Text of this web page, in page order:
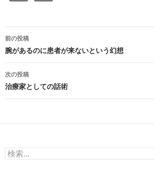
投
稿
ナ
ビ
ゲ
ー
ョ
前の投稿
腕があるのに患者が来ないという幻想
次の投稿
治療家としての話術
検
索: